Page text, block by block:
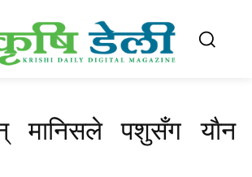
मानिसले पशुसँग याैन